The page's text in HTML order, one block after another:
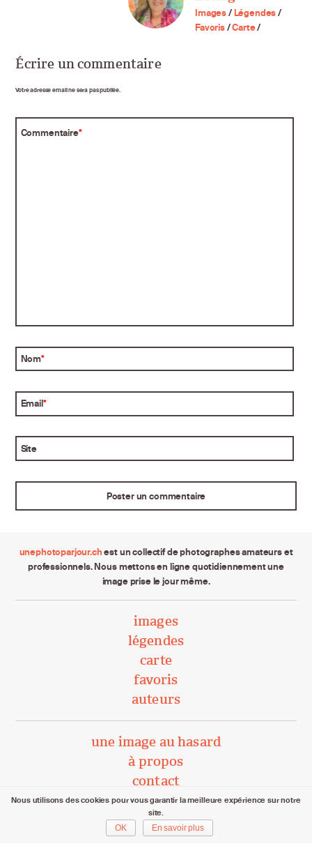
Images/Légendes/
Favoris/Carte/
Écrire un commentaire
Votre adresse email ne sera pas publiée.
Commentaire*
Nom*
Email*
Site
unephotoparjour.chest un collectif de photographes amateurs et
professionnels. Nous mettons en ligne quotidiennement une
image prise le jour même.
images
légendes
carte
favoris
auteurs
une image au hasard
à propos
contact
unephotoparjour.ch/ 2015 – 2026
Tous droits réservés aux auteurs respectifs.
Nous utilisons des cookies pour vous garantir la meilleure expérience sur notre
site.
OK
En savoir plus